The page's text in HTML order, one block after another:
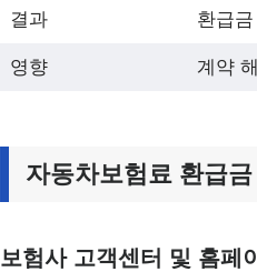
결과 환급
영향 계약
자동차보험료 환급
보험사 고객센터 및 홈페